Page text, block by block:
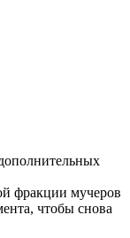
фракции мучеров
чтобы снова